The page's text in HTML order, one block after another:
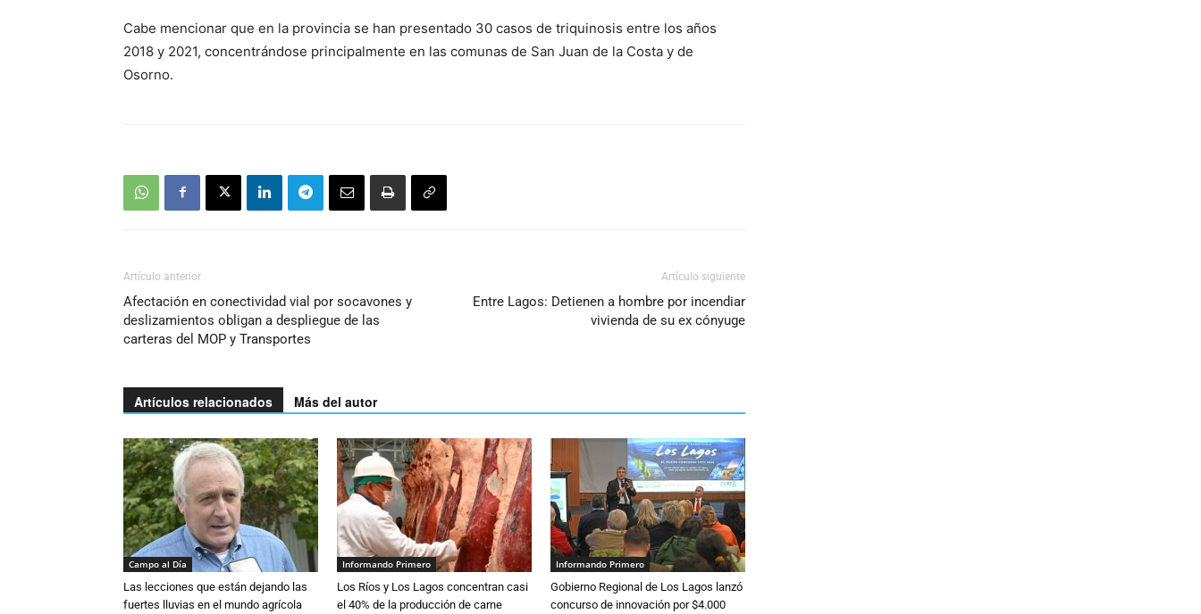
aumentar
o
Cabe mencionar que en la provincia se han presentado 30 casos de triquinosis entre los años
2018 y 2021, concentrándose principalmente en las comunas de San Juan de la Costa y de
Osorno.
Artículo anterior
Afectación en conectividad vial por socavones y
deslizamientos obligan a despliegue de las
carteras del MOP y Transportes
Artículo siguiente
Entre Lagos: Detienen a hombre por incendiar
vivienda de su ex cónyuge
Artículos relacionados Más del autor
Campo al Día
Las lecciones que están dejando las
fuertes lluvias en el mundo agrícola
Informando Primero
Los Ríos y Los Lagos concentran casi
el 40% de la producción de carne
Informando Primero
Gobierno Regional de Los Lagos lanzó
concurso de innovación por $4.000